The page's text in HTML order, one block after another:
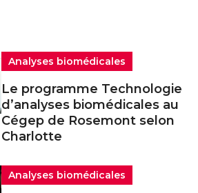
Analyses biomédicales
Le programme Technologie
d’analyses biomédicales au
Cégep de Rosemont selon
Charlotte
Analyses biomédicales